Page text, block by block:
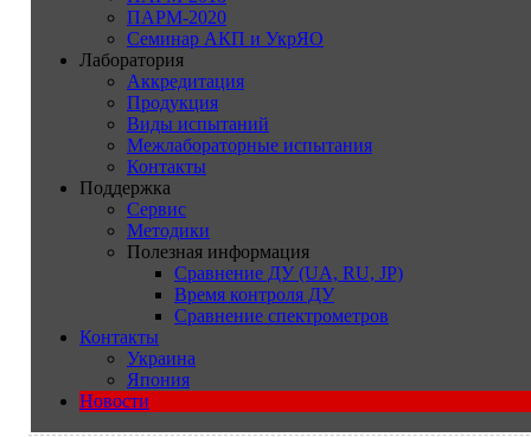
ПАРМ-2020
Семинар АКП и УкрЯО
Лаборатория
Аккредитация
Продукция
Виды испытаний
Межлабораторные испытания
Контакты
Поддержка
Сервис
Методики
Полезная информация
Сравнение ДУ (UA, RU, JP)
Время контроля ДУ
Сравнение спектрометров
Контакты
Украина
Япония
Новости